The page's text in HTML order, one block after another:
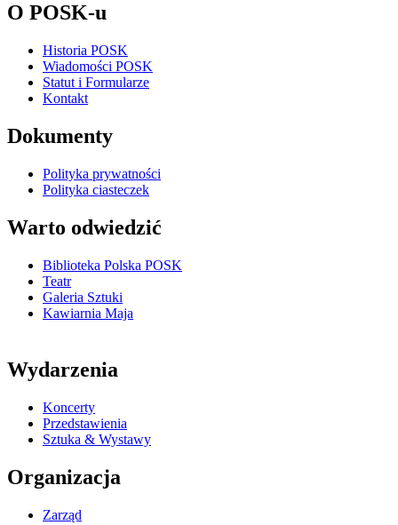
O POSK-u
Historia POSK
Wiadomości POSK
Statut i Formularze
Kontakt
Dokumenty
Polityka prywatności
Polityka ciasteczek
Warto odwiedzić
Biblioteka Polska POSK
Teatr
Galeria Sztuki
Kawiarnia Maja
Wydarzenia
Koncerty
Przedstawienia
Sztuka & Wystawy
Organizacja
Zarząd